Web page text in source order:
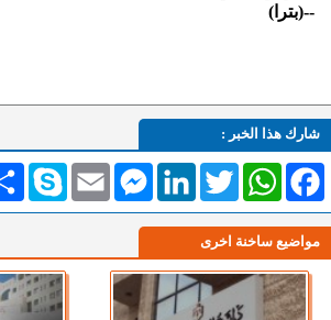
--(بترا)
شارك هذا الخبر :
انشر Skype Email
MessengerLinkedInTwitterWhatsAppFacebook
مواضيع ساخنة اخرى